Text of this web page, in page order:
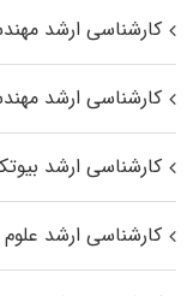
کارشناسی ارشد
کارشناسی ارشد
کارشناسی ارشد
کارشناسی ارشد